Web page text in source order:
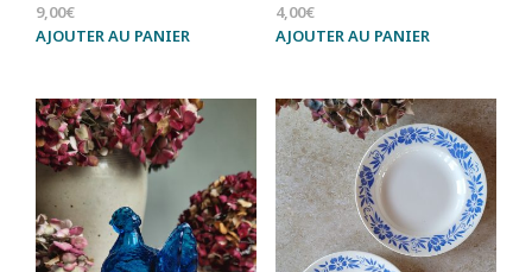
9,00€
AJOUTER AU PANIER
4,00€
AJOUTER AU PANIER